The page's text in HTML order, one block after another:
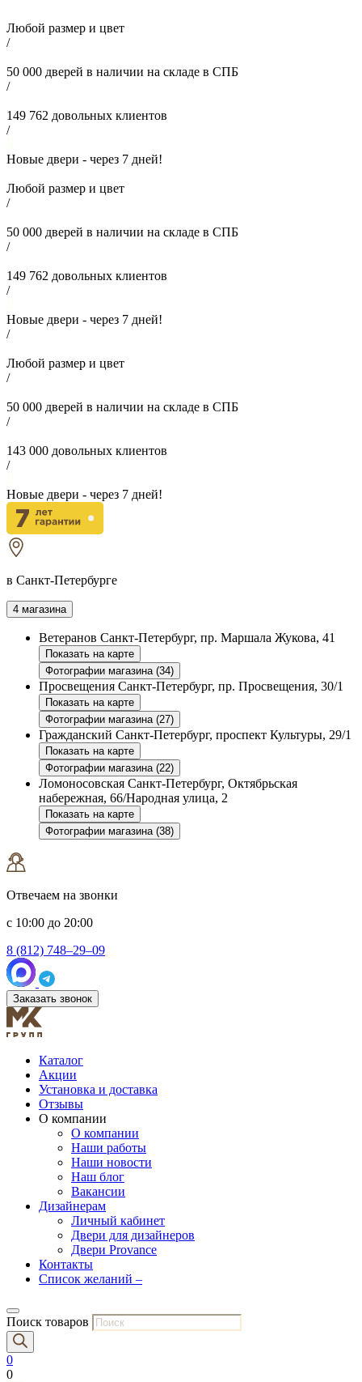
Любой размер и цвет
/
50 000 дверей в наличии на складе в СПБ
/
149 762 довольных клиентов
/
Новые двери - через 7 дней!
Любой размер и цвет
/
50 000 дверей в наличии на складе в СПБ
/
149 762 довольных клиентов
/
Новые двери - через 7 дней!
/
Любой размер и цвет
/
50 000 дверей в наличии на складе в СПБ
/
143 000 довольных клиентов
/
Новые двери - через 7 дней!
в Санкт-Петербурге
4 магазина
Ветеранов Санкт-Петербург, пр. Маршала Жукова, 41
Показать на карте
Фотографии магазина (34)
Просвещения Санкт-Петербург, пр. Просвещения, 30/1
Показать на карте
Фотографии магазина (27)
Гражданский Санкт-Петербург, проспект Культуры, 29/1
Показать на карте
Фотографии магазина (22)
Ломоносовская Санкт-Петербург, Октябрьская
набережная, 66/Народная улица, 2
Показать на карте
Фотографии магазина (38)
Отвечаем на звонки
с 10:00 до 20:00
8 (812) 748–29–09
Заказать звонок
Каталог
Акции
Установка и доставка
Отзывы
О компании
О компании
Наши работы
Наши новости
Наш блог
Вакансии
Дизайнерам
Личный кабинет
Двери для дизайнеров
Двери Provance
Контакты
Список желаний –
Поиск товаров
0
0